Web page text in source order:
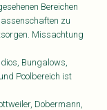
Bereichen
zu
Missachtung
Bungalows,
Poolbereich ist
Dobermann,